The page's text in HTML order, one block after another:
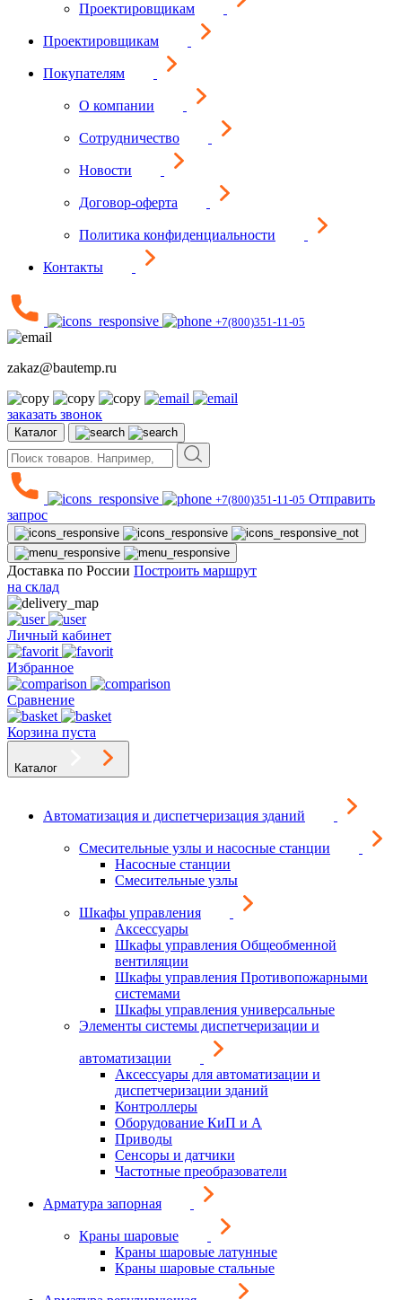
Проектировщикам
Проектировщикам
Покупателям
О компании
Сотрудничество
Новости
Договор-оферта
Политика конфиденциальности
Контакты
+7(800)351-11-05
zakaz@bautemp.ru
заказать звонок
Каталог
+7(800)351-11-05 Отправить
запрос
Доставка по России Построить маршрут
на склад
Личный кабинет
Избранное
Сравнение
Корзина пуста
Каталог
Автоматизация и диспетчеризация зданий
Смесительные узлы и насосные станции
Насосные станции
Смесительные узлы
Шкафы управления
Аксессуары
Шкафы управления Общеобменной
вентиляции
Шкафы управления Противопожарными
системами
Шкафы управления универсальные
Элементы системы диспетчеризации и
автоматизации
Аксессуары для автоматизации и
диспетчеризации зданий
Контроллеры
Оборудование КиП и А
Приводы
Сенсоры и датчики
Частотные преобразователи
Арматура запорная
Краны шаровые
Краны шаровые латунные
Краны шаровые стальные